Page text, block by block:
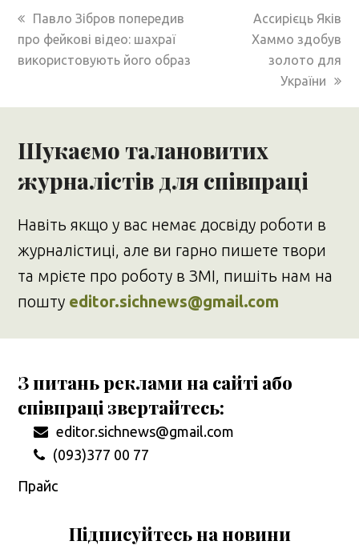
previous
post:
Павло Зібров попередив
про фейкові відео: шахраї
використовують його образ
next
post:
Ассирієць Яків
Хаммо здобув
золото для
України
Шукаємо талановитих
журналістів для співпраці
Навіть якщо у вас немає досвіду роботи в
журналістиці, але ви гарно пишете твори
та мрієте про роботу в ЗМІ, пишіть нам на
пошту editor.sichnews@gmail.com
З питань реклами на сайті або
співпраці звертайтесь:
editor.sichnews@gmail.com
(093)377 00 77
Прайс
Підписуйтесь на новини